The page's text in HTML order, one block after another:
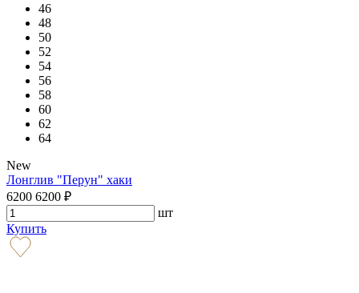
46
48
50
52
54
56
58
60
62
64
New
Лонглив "Перун" хаки
6200 6200 ₽
шт
Купить